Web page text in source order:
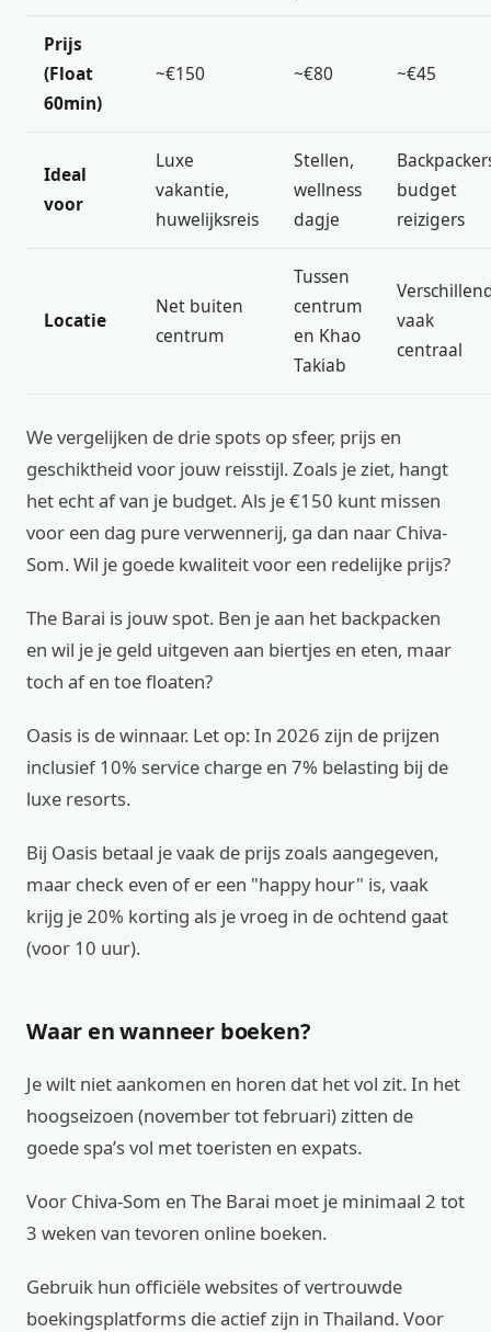
Prijs
(Float
60min)
~€150 ~€80 ~€45
Ideal
voor
Luxe
vakantie,
huwelijksreis
Stellen,
wellness
dagje
budget
reizigers
Locatie
Net buiten
centrum
Tussen
centrum
en Khao
Takiab
vaak
centraal
We vergelijken de drie spots op sfeer, prijs en
geschiktheid voor jouw reisstijl. Zoals je ziet, hangt
het echt af van je budget. Als je €150 kunt missen
voor een dag pure verwennerij, ga dan naar Chiva-
Som. Wil je goede kwaliteit voor een redelijke prijs?
The Barai is jouw spot. Ben je aan het backpacken
en wil je je geld uitgeven aan biertjes en eten, maar
toch af en toe floaten?
Oasis is de winnaar. Let op: In 2026 zijn de prijzen
inclusief 10% service charge en 7% belasting bij de
luxe resorts.
Bij Oasis betaal je vaak de prijs zoals aangegeven,
maar check even of er een "happy hour" is, vaak
krijg je 20% korting als je vroeg in de ochtend gaat
(voor 10 uur).
Waar en wanneer boeken?
Je wilt niet aankomen en horen dat het vol zit. In het
hoogseizoen (november tot februari) zitten de
goede spa’s vol met toeristen en expats.
Voor Chiva-Som en The Barai moet je minimaal 2 tot
3 weken van tevoren online boeken.
Gebruik hun officiële websites of vertrouwde
boekingsplatforms die actief zijn in Thailand. Voor